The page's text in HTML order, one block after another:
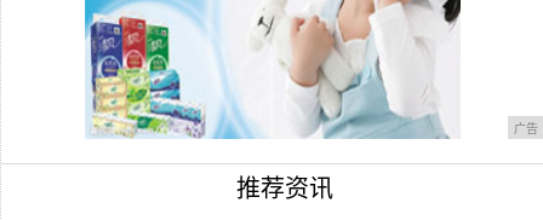
广告
推荐资讯